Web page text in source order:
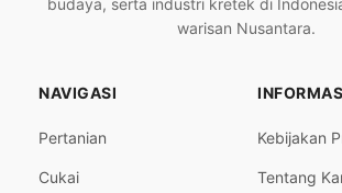
budaya, serta industri kretek di
warisan Nusantara.
NAVIGASI
Pertanian
Cukai
Kebijakan
Tentang